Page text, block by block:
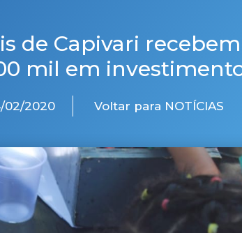
de Capivari
mil em
02/2020 Voltar para NOTÍCIAS